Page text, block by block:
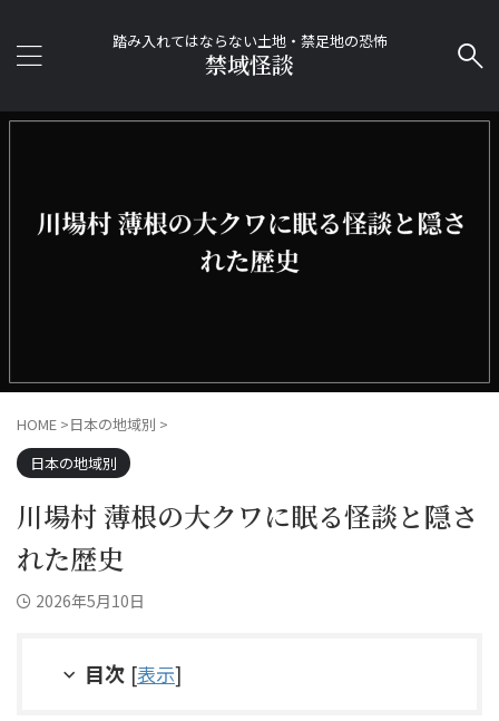
踏み入れてはならない土地・禁足地の恐怖
禁域怪談
HOME >日本の地域別 >
日本の地域別
川場村 薄根の大クワに眠る怪談と隠さ
れた歴史
2026年5月10日
目次 [表示]